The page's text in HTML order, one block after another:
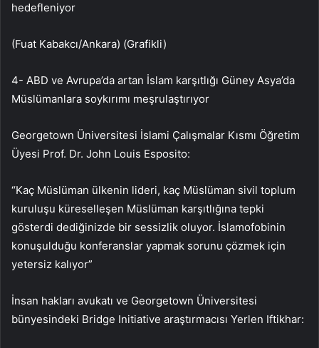
hedefleniyor
(Fuat Kabakcı/Ankara) (Grafikli)
4- ABD ve Avrupa’da artan İslam karşıtlığı Güney Asya’da
Müslümanlara soykırımı meşrulaştırıyor
Georgetown Üniversitesi İslami Çalışmalar Kısmı Öğretim
Üyesi Prof. Dr. John Louis Esposito:
“Kaç Müslüman ülkenin lideri, kaç Müslüman sivil toplum
kuruluşu küreselleşen Müslüman karşıtlığına tepki
gösterdi dediğinizde bir sessizlik oluyor. İslamofobinin
konuşulduğu konferanslar yapmak sorunu çözmek için
yetersiz kalıyor”
İnsan hakları avukatı ve Georgetown Üniversitesi
bünyesindeki Bridge Initiative araştırmacısı Yerlen Iftikhar: